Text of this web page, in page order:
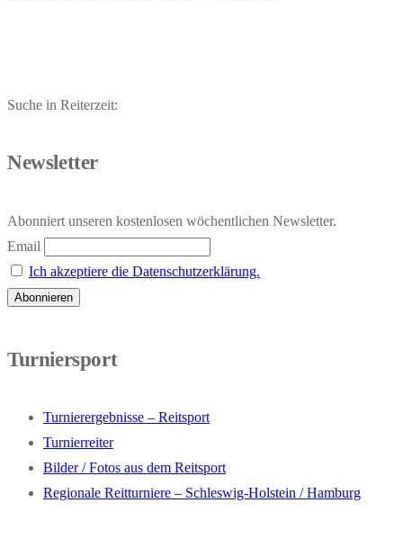
Suche in Reiterzeit:
Newsletter
Abonniert unseren kostenlosen wöchentlichen Newsletter.
Email
Ich akzeptiere die Datenschutzerklärung.
Turniersport
Turnierergebnisse – Reitsport
Turnierreiter
Bilder / Fotos aus dem Reitsport
Regionale Reitturniere – Schleswig-Holstein / Hamburg